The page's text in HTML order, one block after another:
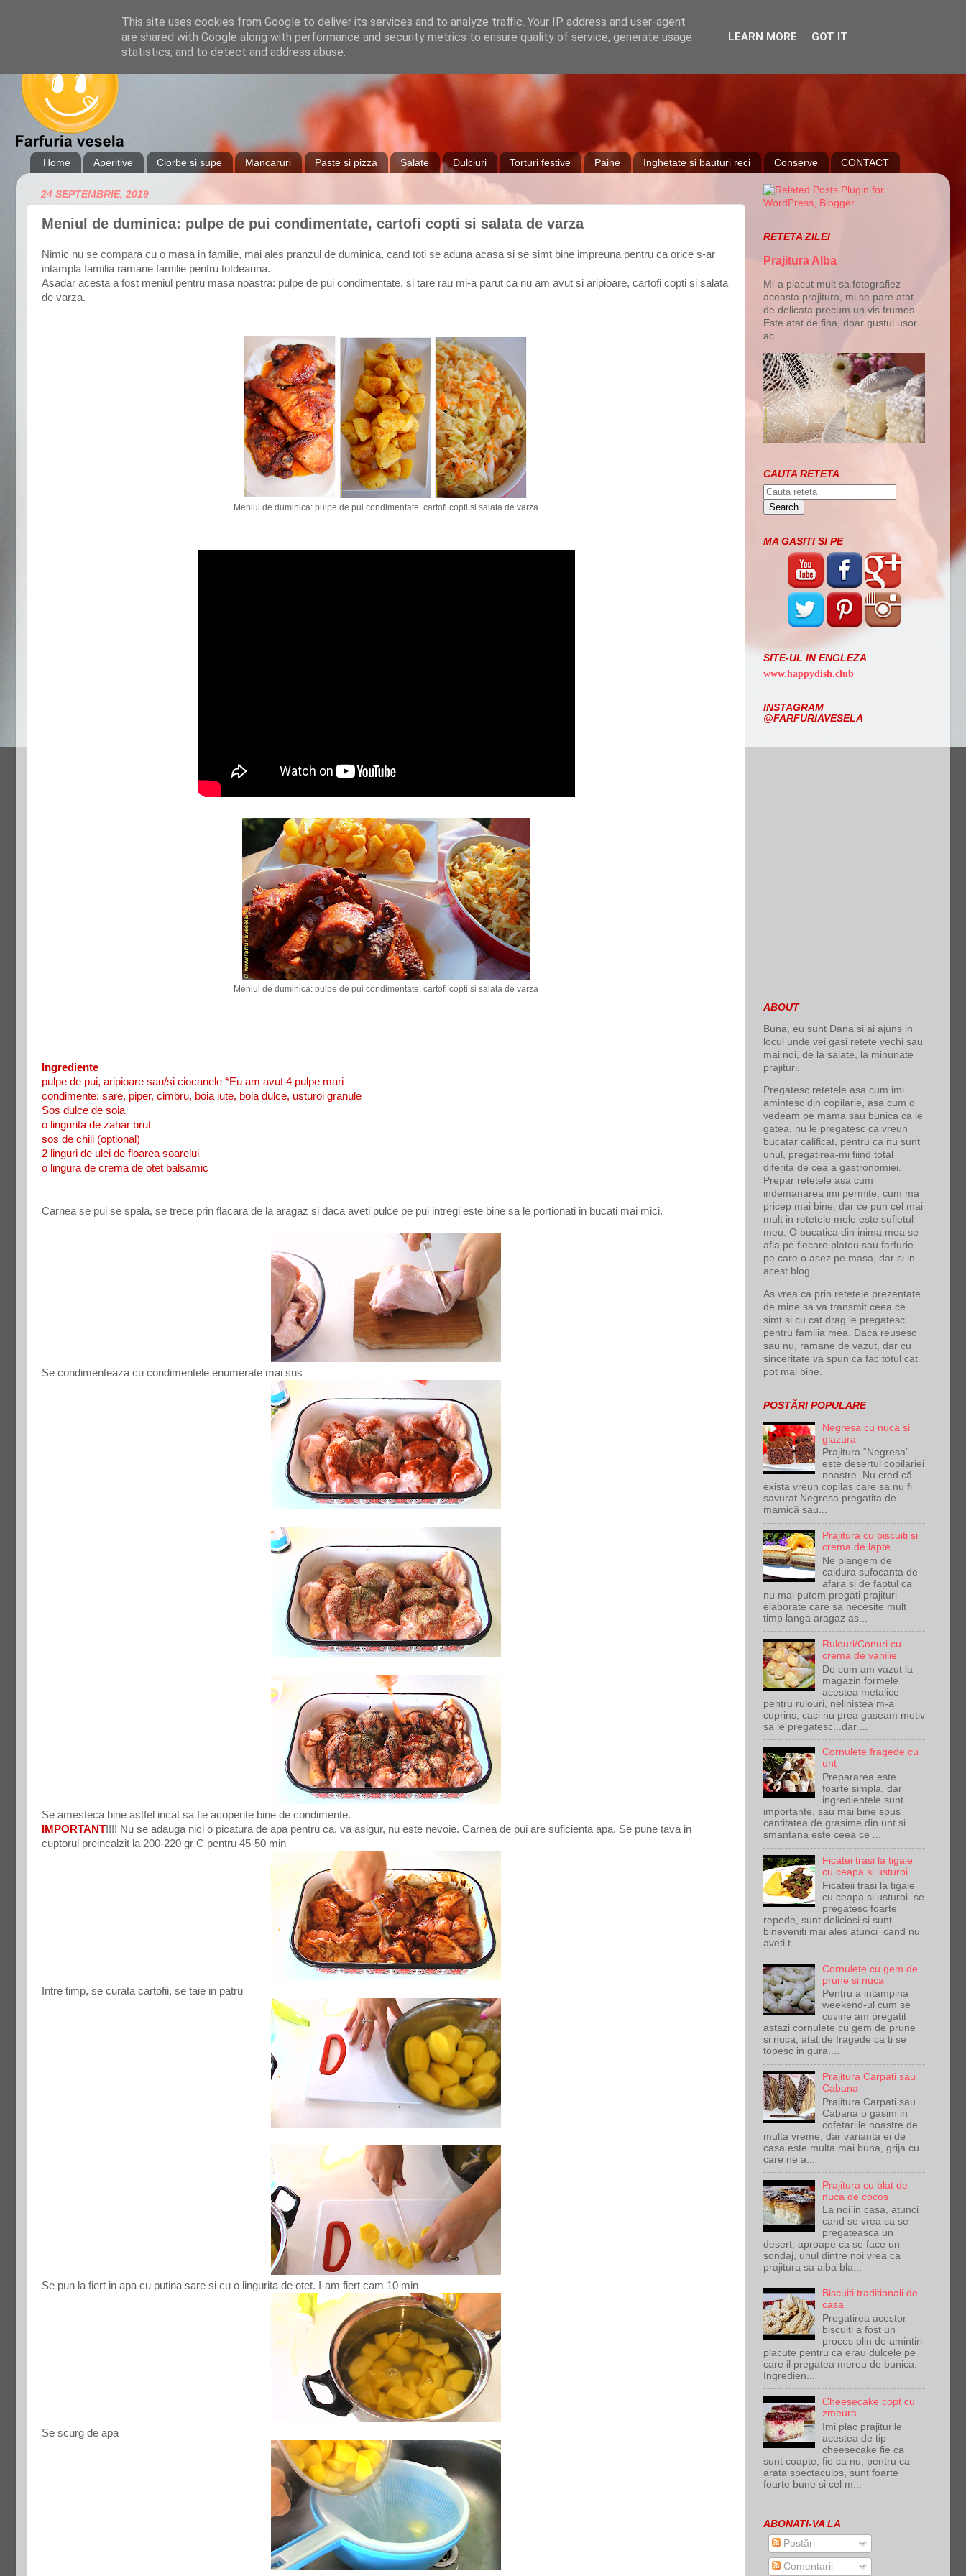
Home Aperitive Ciorbe si supe Mancaruri Paste si pizza Salate Dulciuri Torturi festive Paine Inghetate si bauturi reci Conserve CONTACT
24 SEPTEMBRIE, 2019
Meniul de duminica: pulpe de pui condimentate, cartofi copti si salata de varza
Nimic nu se compara cu o masa in familie, mai ales pranzul de duminica, cand toti se aduna acasa si se simt bine impreuna pentru ca orice s-ar
intampla familia ramane familie pentru totdeauna.
Asadar acesta a fost meniul pentru masa noastra: pulpe de pui condimentate, si tare rau mi-a parut ca nu am avut si aripioare, cartofi copti si salata
de varza.
Meniul de duminica: pulpe de pui condimentate, cartofi copti si salata de varza
Meniul de duminica: pulpe de pui condimentate, cartofi copti si salata de varza
Ingrediente
pulpe de pui, aripioare sau/si ciocanele *Eu am avut 4 pulpe mari
condimente: sare, piper, cimbru, boia iute, boia dulce, usturoi granule
Sos dulce de soia
o lingurita de zahar brut
sos de chili (optional)
2 linguri de ulei de floarea soarelui
o lingura de crema de otet balsamic
Carnea se pui se spala, se trece prin flacara de la aragaz si daca aveti pulce pe pui intregi este bine sa le portionati in bucati mai mici.
Se condimenteaza cu condimentele enumerate mai sus
Se amesteca bine astfel incat sa fie acoperite bine de condimente.
IMPORTANT!!!! Nu se adauga nici o picatura de apa pentru ca, va asigur, nu este nevoie. Carnea de pui are suficienta apa. Se pune tava in
cuptorul preincalzit la 200-220 gr C pentru 45-50 min
Intre timp, se curata cartofii, se taie in patru
Se pun la fiert in apa cu putina sare si cu o lingurita de otet. I-am fiert cam 10 min
Se scurg de apa
RETETA ZILEI
Prajitura Alba
Mi-a placut mult sa fotografiez
aceasta prajitura, mi se pare atat
de delicata precum un vis frumos.
Este atat de fina, doar gustul usor
ac...
CAUTA RETETA
MA GASITI SI PE
SITE-UL IN ENGLEZA
www.happydish.club
INSTAGRAM
@FARFURIAVESELA
ABOUT
Buna, eu sunt Dana si ai ajuns in
locul unde vei gasi retete vechi sau
mai noi, de la salate, la minunate
prajituri.
Pregatesc retetele asa cum imi
amintesc din copilarie, asa cum o
vedeam pe mama sau bunica ca le
gatea, nu le pregatesc ca vreun
bucatar calificat, pentru ca nu sunt
unul, pregatirea-mi fiind total
diferita de cea a gastronomiei.
Prepar retetele asa cum
indemanarea imi permite, cum ma
pricep mai bine, dar ce pun cel mai
mult in retetele mele este sufletul
meu. O bucatica din inima mea se
afla pe fiecare platou sau farfurie
pe care o asez pe masa, dar si in
acest blog.
As vrea ca prin retetele prezentate
de mine sa va transmit ceea ce
simt si cu cat drag le pregatesc
pentru familia mea. Daca reusesc
sau nu, ramane de vazut, dar cu
sinceritate va spun ca fac totul cat
pot mai bine.
POSTĂRI POPULARE
Negresa cu nuca si
glazura
Prajitura “Negresa”
este desertul copilariei
noastre. Nu cred că
exista vreun copilas care sa nu fi
savurat Negresa pregatita de
mamică sau...
Prajitura cu biscuiti si
crema de lapte
Ne plangem de
caldura sufocanta de
afara si de faptul ca
nu mai putem pregati prajituri
elaborate care sa necesite mult
timp langa aragaz as...
Rulouri/Conuri cu
crema de vanilie
De cum am vazut la
magazin formele
acestea metalice
pentru rulouri, nelinistea m-a
cuprins, caci nu prea gaseam motiv
sa le pregatesc...dar ...
Cornulete fragede cu
unt
Prepararea este
foarte simpla, dar
ingredientele sunt
importante, sau mai bine spus
cantitatea de grasime din unt si
smantana este ceea ce ...
Ficatei trasi la tigaie
cu ceapa si usturoi
Ficateii trasi la tigaie
cu ceapa si usturoi se
pregatesc foarte
repede, sunt deliciosi si sunt
bineveniti mai ales atunci cand nu
aveti t...
Cornulete cu gem de
prune si nuca
Pentru a intampina
weekend-ul cum se
cuvine am pregatit
astazi cornulete cu gem de prune
si nuca, atat de fragede ca ti se
topesc in gura....
Prajitura Carpati sau
Cabana
Prajitura Carpati sau
Cabana o gasim in
cofetariile noastre de
multa vreme, dar varianta ei de
casa este multa mai buna, grija cu
care ne a...
Prajitura cu blat de
nuca de cocos
La noi in casa, atunci
cand se vrea sa se
pregateasca un
desert, aproape ca se face un
sondaj, unul dintre noi vrea ca
prajitura sa aiba bla...
Biscuiti traditionali de
casa
Pregatirea acestor
biscuiti a fost un
proces plin de amintiri
placute pentru ca erau dulcele pe
care il pregatea mereu de bunica.
Ingredien...
Cheesecake copt cu
zmeura
Imi plac prajiturile
acestea de tip
cheesecake fie ca
sunt coapte, fie ca nu, pentru ca
arata spectaculos, sunt foarte
foarte bune si cel m...
ABONATI-VA LA
Postări
Comentarii
This site uses cookies from Google to deliver its services and to analyze traffic. Your IP address and user-agent
are shared with Google along with performance and security metrics to ensure quality of service, generate usage
statistics, and to detect and address abuse.
LEARN MORE GOT IT